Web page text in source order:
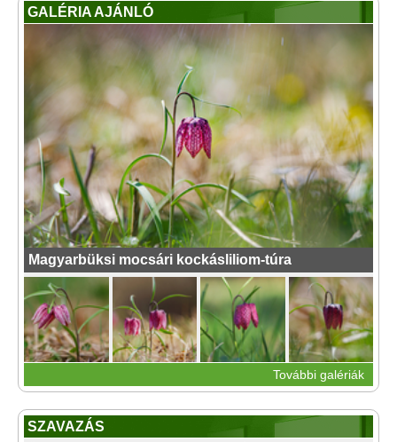
GALÉRIA AJÁNLÓ
Magyarbüksi mocsári kockásliliom-túra
További galériák
SZAVAZÁS